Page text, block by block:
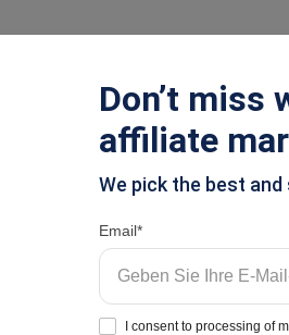
Plattform-Upgrade
Volle
Don’t miss
affiliate
We pick the best
Email
I consent to processing of